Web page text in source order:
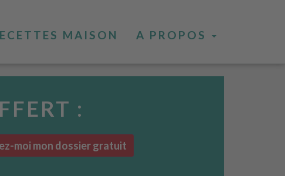
MAISON A PROPOS
:
moi mon dossier gratuit